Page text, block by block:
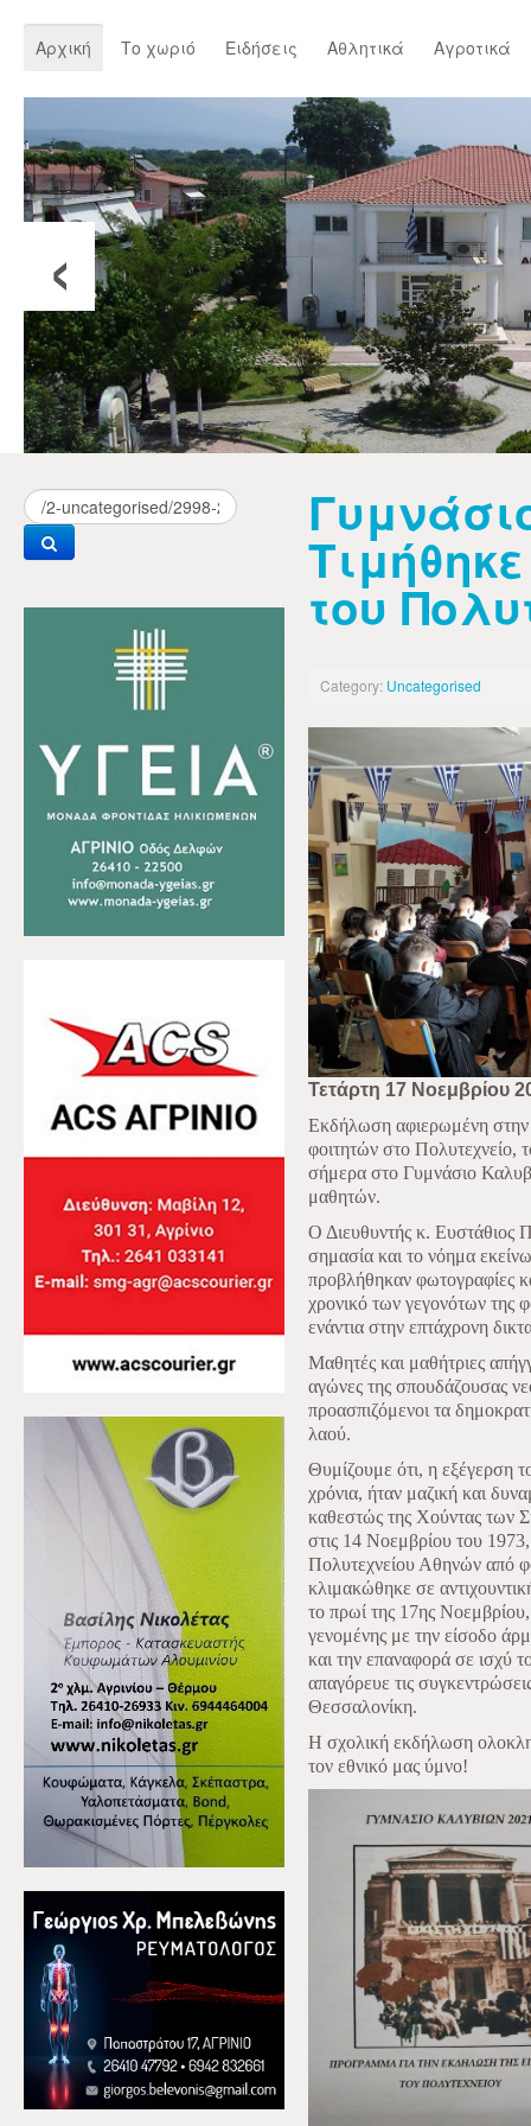
Αρχική Το χωριό Ειδήσεις Αθλητικά Αγροτικά
‹
του
Category: Uncategorised
Τετάρτη 17 Νοεμβρίου
Εκδήλωση αφιερωμένη
φοιτητών στο Πολυτεχνείο,
σήμερα στο Γυμνάσιο
μαθητών.
Ο Διευθυντής κ. Ευστάθιος
σημασία και το νόημα
προβλήθηκαν φωτογραφίες
χρονικό των γεγονότων της
ενάντια στην επτάχρονη
Μαθητές και μαθήτριες
αγώνες της σπουδάζουσας
προασπιζόμενοι τα
λαού.
Θυμίζουμε ότι, η εξέγερση
χρόνια, ήταν μαζική και
καθεστώς της Χούντας των
στις 14 Νοεμβρίου του
Πολυτεχνείου Αθηνών από
κλιμακώθηκε σε
το πρωί της 17ης
γενομένης με την είσοδο
και την επαναφορά σε ισχύ
απαγόρευε τις
Θεσσαλονίκη.
Η σχολική εκδήλωση
τον εθνικό μας ύμνο!